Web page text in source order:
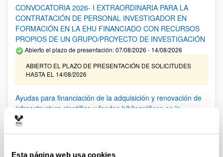
Esta página web usa cookies
CONVOCATORIA 2026- I EXTRAORDINARIA PARA LA
CONTRATACIÓN DE PERSONAL INVESTIGADOR EN
FORMACIÓN EN LA EHU FINANCIADO CON RECURSOS
PROPIOS DE UN GRUPO/PROYECTO DE INVESTIGACIÓN
Abierto el plazo de presentación: 07/08/2026 - 14/08/2026
ABIERTO EL PLAZO DE PRESENTACIÓN DE SOLICITUDES
HASTA EL 14/08/2026
Ayudas para financiación de la adquisición y renovación de
infraestructura científica y fondos bibliográficos en la
UPV/EHU 2026
solicitudes admitidas y excluidas. 23/03/2026: Relación